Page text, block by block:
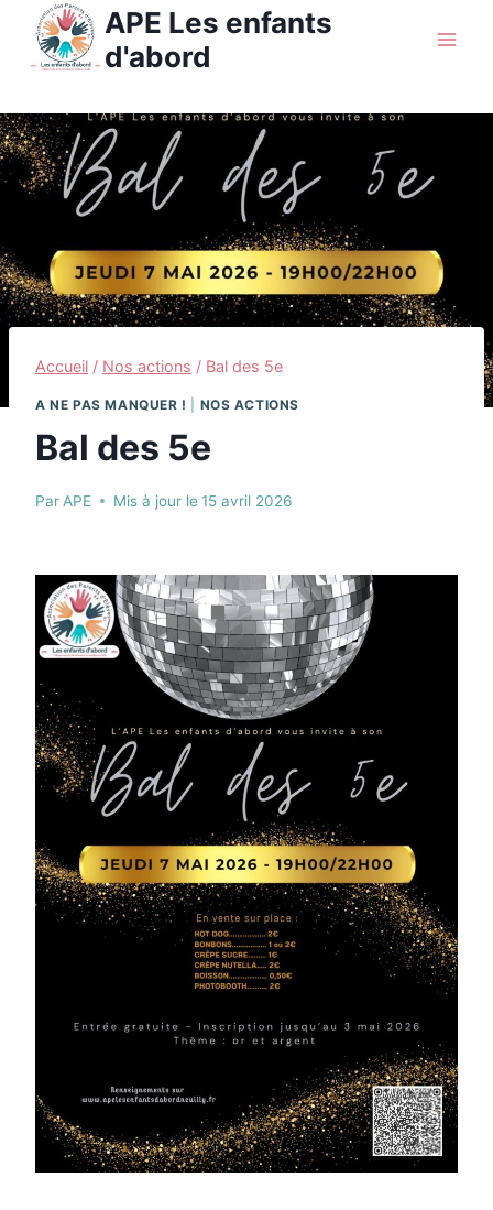
contenu
APE Les enfants
d'abord
Accueil / Nos actions / Bal des 5e
A NE PAS MANQUER ! NOS ACTIONS
Bal des 5e
Par APE Mis à jour le 15 avril 2026